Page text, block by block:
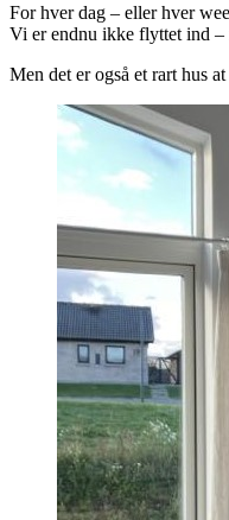
For hver dag – eller hver
Vi er endnu ikke flyttet ind –
Men det er også et rart hus